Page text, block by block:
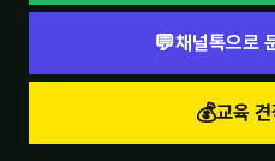
💬채널톡으로
💰교육 견